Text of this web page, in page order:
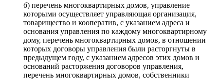
б) перечень многоквартирных домов, управление
которыми осуществляет управляющая организация,
товарищество и кооператив, с указанием адреса и
основания управления по каждому многоквартирному
дому, перечень многоквартирных домов, в отношении
которых договоры управления были расторгнуты в
предыдущем году, с указанием адресов этих домов и
оснований расторжения договоров управления,
перечень многоквартирных домов, собственники